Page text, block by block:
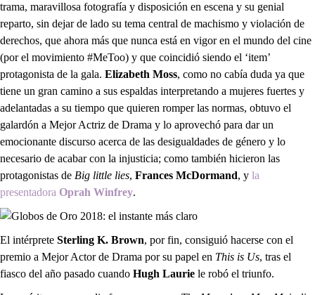
trama, maravillosa fotografía y disposición en escena y su genial
reparto, sin dejar de lado su tema central de machismo y violación de
derechos, que ahora más que nunca está en vigor en el mundo del cine
(por el movimiento #MeToo) y que coincidió siendo el ‘item’
protagonista de la gala. Elizabeth Moss, como no cabía duda ya que
tiene un gran camino a sus espaldas interpretando a mujeres fuertes y
adelantadas a su tiempo que quieren romper las normas, obtuvo el
galardón a Mejor Actriz de Drama y lo aprovechó para dar un
emocionante discurso acerca de las desigualdades de género y lo
necesario de acabar con la injusticia; como también hicieron las
protagonistas de Big little lies, Frances McDormand, y la
presentadora Oprah Winfrey.
El intérprete Sterling K. Brown, por fin, consiguió hacerse con el
premio a Mejor Actor de Drama por su papel en This is Us, tras el
fiasco del año pasado cuando Hugh Laurie le robó el triunfo.